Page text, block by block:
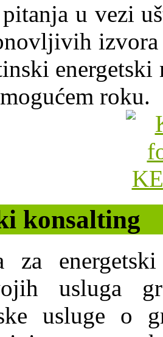
u vezi
izvora
energetski
roku.
konsalting
za
usluga
usluge o